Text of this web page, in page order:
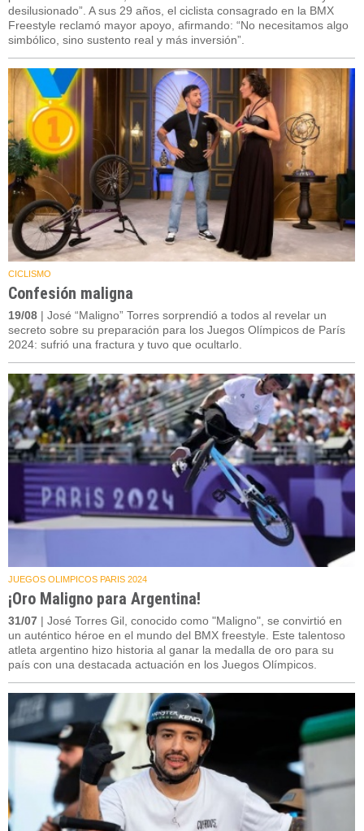
desilusionado”. A sus 29 años, el ciclista consagrado en la BMX
Freestyle reclamó mayor apoyo, afirmando: “No necesitamos algo
simbólico, sino sustento real y más inversión”.
CICLISMO
Confesión maligna
19/08 | José “Maligno” Torres sorprendió a todos al revelar un
secreto sobre su preparación para los Juegos Olímpicos de París
2024: sufrió una fractura y tuvo que ocultarlo.
JUEGOS OLIMPICOS PARIS 2024
¡Oro Maligno para Argentina!
31/07 | José Torres Gil, conocido como "Maligno", se convirtió en
un auténtico héroe en el mundo del BMX freestyle. Este talentoso
atleta argentino hizo historia al ganar la medalla de oro para su
país con una destacada actuación en los Juegos Olímpicos.